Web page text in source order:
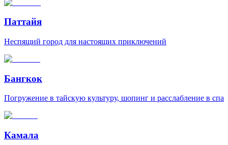
Паттайя
Неспящий город для настоящих приключений
Бангкок
Погружение в тайскую культуру, шопинг и расслабление в спа
Камала